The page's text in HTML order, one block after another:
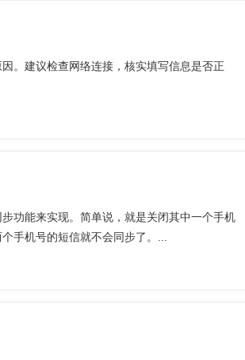
。建议检查网络连接，核实填写信息是否正
功能来实现。简单说，就是关闭其中一个手机
手机号的短信就不会同步了。...